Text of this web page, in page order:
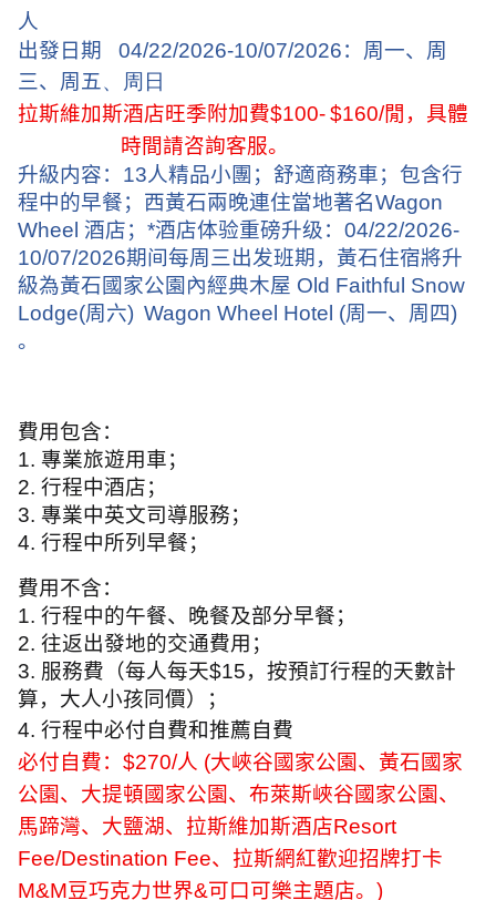
人
出發日期
04/22/2026-10/07/2026：周一、周
三、周五、周日
拉斯維加斯酒店旺季附加費$100-$160/閒，具體
時間請咨詢客服。
升級内容： 13人精品小團；舒適商務車；包含行
程中的早餐；西黃石兩晚連住當地著名Wagon
Wheel 酒店； *酒店体验重磅升级： 04/22/2026-
10/07/2026期间每周三出发班期，黃石住宿將升
級為黃石國家公園內經典木屋 Old Faithful Snow
Lodge(周六) Wagon Wheel Hotel (周一、周四)
。
費用包含：
1. 專業旅遊用車；
2. 行程中酒店；
3. 專業中英文司導服務；
4. 行程中所列早餐；
費用不含：
1. 行程中的午餐、晚餐及部分早餐；
2. 往返出發地的交通費用；
3. 服務費（每人每天$15，按預訂行程的天數計
算，大人小孩同價）；
4. 行程中必付自費和推薦自費
必付自費： $270/人 (大峽谷國家公園、黃石國家
公園、大提頓國家公園、布萊斯峽谷國家公園、
馬蹄灣、大鹽湖、拉斯維加斯酒店Resort
Fee/Destination Fee、拉斯網紅歡迎招牌打卡
M&M豆巧克力世界&可口可樂主題店。 )